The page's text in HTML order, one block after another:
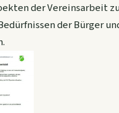
der Vereinsarbeit
der Bürger